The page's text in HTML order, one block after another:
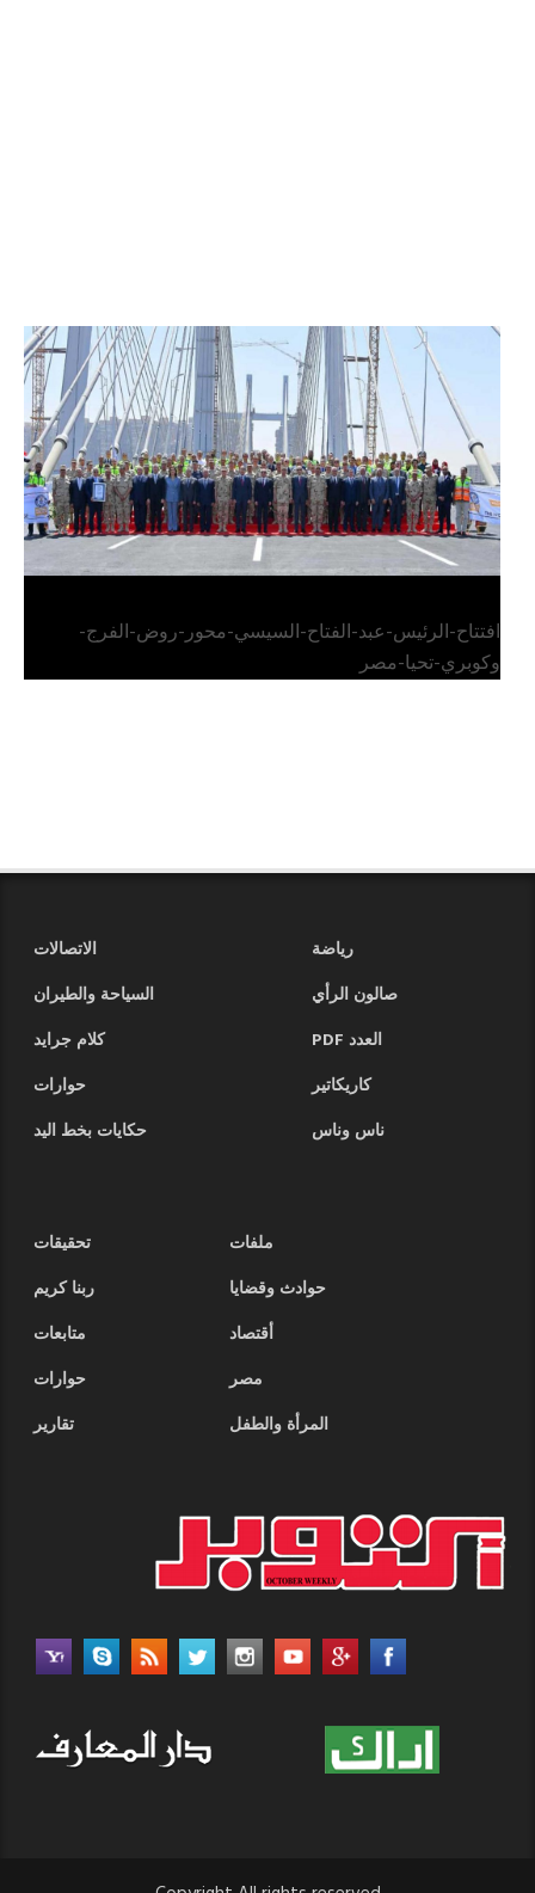
الرئيس عبد الفتاح السيسي يفتتح محور روض الفرج
وكوبري تحيا مصر
افتتاح-الرئيس-عبد-الفتاح-السيسي-محور-روض-الفرج-
وكوبري-تحيا-مصر
رياضة
الاتصالات
صالون الرأي
السياحة والطيران
العدد PDF
كلام جرايد
كاريكاتير
حوارات
ناس وناس
حكايات بخط اليد
ملفات
تحقيقات
حوادث وقضايا
ربنا كريم
أقتصاد
متابعات
مصر
حوارات
المرأة والطفل
تقارير